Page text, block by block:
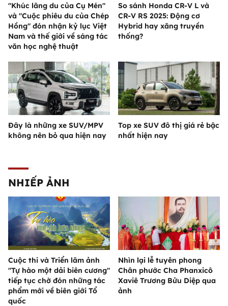
"Khúc lãng du của Cụ Mén"
và "Cuộc phiêu du của Chép
Hồng" đón nhận kỷ lục Việt
Nam và thế giới về sáng tác
văn học nghệ thuật
So sánh Honda CR-V L và
CR-V RS 2025: Động cơ
Hybrid hay xăng truyền
thống?
Đây là những xe SUV/MPV
không nên bỏ qua hiện nay
Top xe SUV đô thị giá rẻ bậc
nhất hiện nay
NHIẾP ẢNH
Cuộc thi và Triển lãm ảnh
"Tự hào một dải biên cương"
tiếp tục chờ đón những tác
phẩm mới về biên giới Tổ
quốc
Nhìn lại lễ tuyên phong
Chân phước Cha Phanxicô
Xaviê Trương Bửu Diệp qua
ảnh